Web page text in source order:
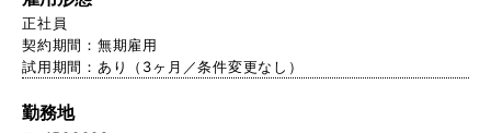
正社員
契約期間：無期雇用
試用期間：あり（3ヶ月／条件変更なし）
勤務地